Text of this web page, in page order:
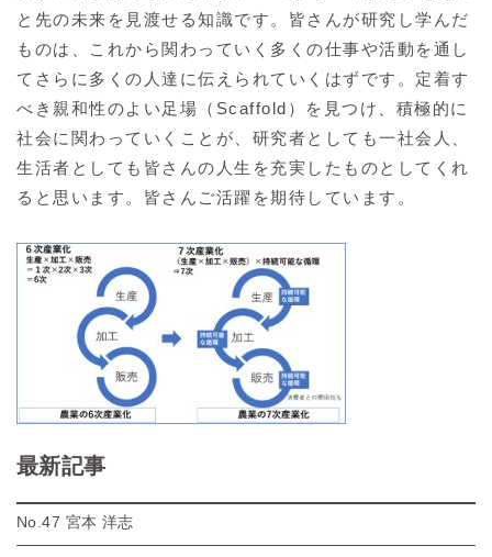
と先の未来を見渡せる知識です。皆さんが研究し学んだ
ものは、これから関わっていく多くの仕事や活動を通し
てさらに多くの人達に伝えられていくはずです。定着す
べき親和性のよい足場（Scaffold）を見つけ、積極的に
社会に関わっていくことが、研究者としても一社会人、
生活者としても皆さんの人生を充実したものとしてくれ
ると思います。皆さんご活躍を期待しています。
最新記事
No.47 宮本 洋志